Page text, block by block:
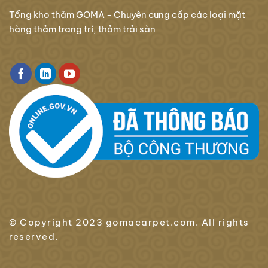
Tổng kho thảm GOMA - Chuyên cung cấp các loại mặt
hàng thảm trang trí, thảm trải sàn
© Copyright 2023 gomacarpet.com. All rights
reserved.